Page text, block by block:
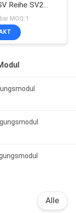
Reihe SV2
Prüfer
MOQ:1
Alle